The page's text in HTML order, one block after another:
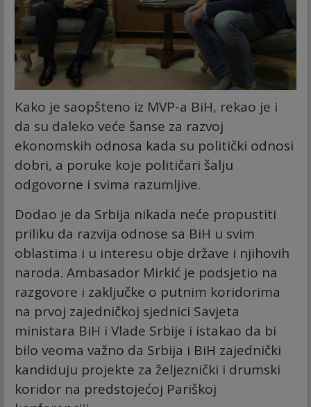
Kako je saopšteno iz MVP-a BiH, rekao je i
da su daleko veće šanse za razvoj
ekonomskih odnosa kada su politički odnosi
dobri, a poruke koje političari šalju
odgovorne i svima razumljive.
Dodao je da Srbija nikada neće propustiti
priliku da razvija odnose sa BiH u svim
oblastima i u interesu obje države i njihovih
naroda. Ambasador Mirkić je podsjetio na
razgovore i zaključke o putnim koridorima
na prvoj zajedničkoj sjednici Savjeta
ministara BiH i Vlade Srbije i istakao da bi
bilo veoma važno da Srbija i BiH zajednički
kandiduju projekte za željeznički i drumski
koridor na predstojećoj Pariškoj